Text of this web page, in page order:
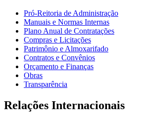
Pró-Reitoria de Administração
Manuais e Normas Internas
Plano Anual de Contratações
Compras e Licitações
Patrimônio e Almoxarifado
Contratos e Convênios
Orçamento e Finanças
Obras
Transparência
Relações Internacionais